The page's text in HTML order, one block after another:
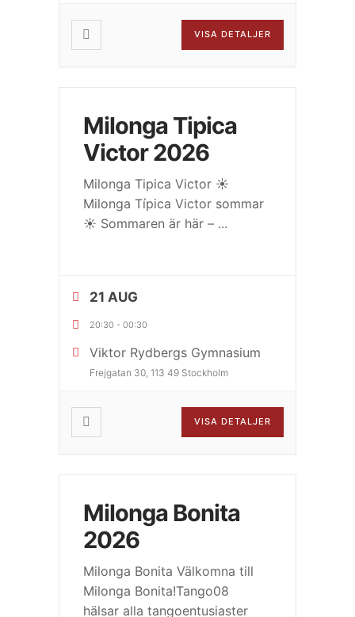
VISA DETALJER
Milonga Tipica
Victor 2026
Milonga Tipica Victor ☀️
Milonga Típica Victor sommar
☀️ Sommaren är här – ...
21 AUG
20:30 - 00:30
Viktor Rydbergs Gymnasium
Frejgatan 30, 113 49 Stockholm
VISA DETALJER
Milonga Bonita
2026
Milonga Bonita Välkomna till
Milonga Bonita!Tango08
hälsar alla tangoentusiaster